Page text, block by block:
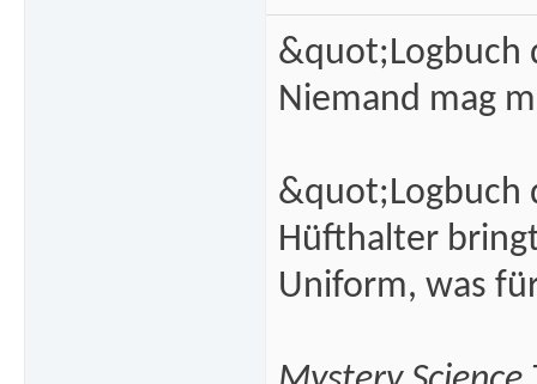
&quot;Logbuch
Niemand mag
&quot;Logbuch
Hüfthalter
Uniform, was